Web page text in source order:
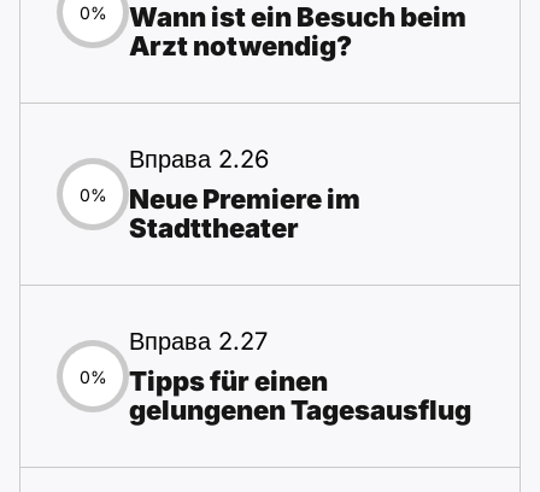
0%
Wann ist ein Besuch beim
Arzt notwendig?
0%
Вправа 2.26
Neue Premiere im
Stadttheater
0%
Вправа 2.27
Tipps für einen
gelungenen Tagesausflug